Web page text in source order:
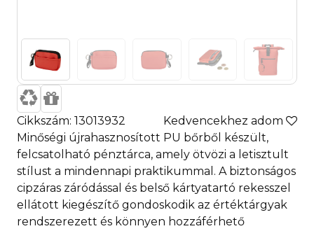
Cikkszám: 13013932
Kedvencekhez adom
Minőségi újrahasznosított PU bőrből készült,
felcsatolható pénztárca, amely ötvözi a letisztult
stílust a mindennapi praktikummal. A biztonságos
cipzáras záródással és belső kártyatartó rekesszel
ellátott kiegészítő gondoskodik az értéktárgyak
rendszerezett és könnyen hozzáférhető